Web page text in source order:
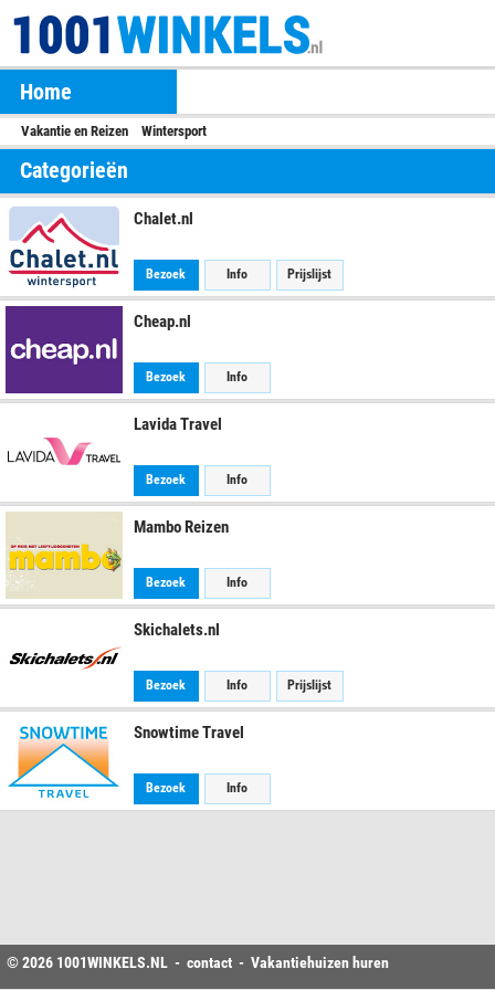
Home
Vakantie en Reizen Wintersport
Categorieën
Chalet.nl
Bezoek Info Prijslijst
Cheap.nl
Bezoek Info
Lavida Travel
Bezoek Info
Mambo Reizen
Bezoek Info
Skichalets.nl
Bezoek Info Prijslijst
Snowtime Travel
Bezoek Info
© 2026 1001WINKELS.NL - contact - Vakantiehuizen huren